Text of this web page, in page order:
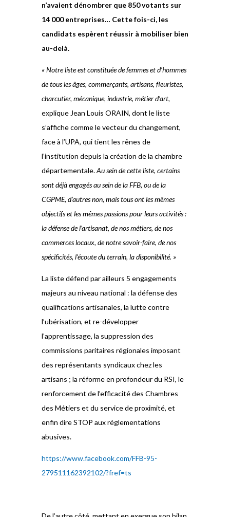
n’avaient dénombrer que 850 votants sur
14 000 entreprises… Cette fois-ci, les
candidats espèrent réussir à mobiliser bien
au-delà.
« Notre liste est constituée de femmes et d’hommes
de tous les âges, commerçants, artisans, fleuristes,
charcutier, mécanique, industrie, métier d’art,
explique Jean Louis ORAIN, dont le liste
s’affiche comme le vecteur du changement,
face à l’UPA, qui tient les rênes de
l’institution depuis la création de la chambre
départementale.Au sein de cette liste, certains
sont déjà engagés au sein de la FFB, ou de la
CGPME, d’autres non, mais tous ont les mêmes
objectifs et les mêmes passions pour leurs activités :
la défense de l’artisanat, de nos métiers, de nos
commerces locaux, de notre savoir-faire, de nos
spécificités, l’écoute du terrain, la disponibilité. »
La liste défend par ailleurs 5 engagements
majeurs au niveau national : la défense des
qualifications artisanales, la lutte contre
l’ubérisation, et re-développer
l’apprentissage, la suppression des
commissions paritaires régionales imposant
des représentants syndicaux chez les
artisans ; la réforme en profondeur du RSI, le
renforcement de l’efficacité des Chambres
des Métiers et du service de proximité, et
enfin dire STOP aux réglementations
abusives.
https://www.facebook.com/FFB-95-
279511162392102/?fref=ts